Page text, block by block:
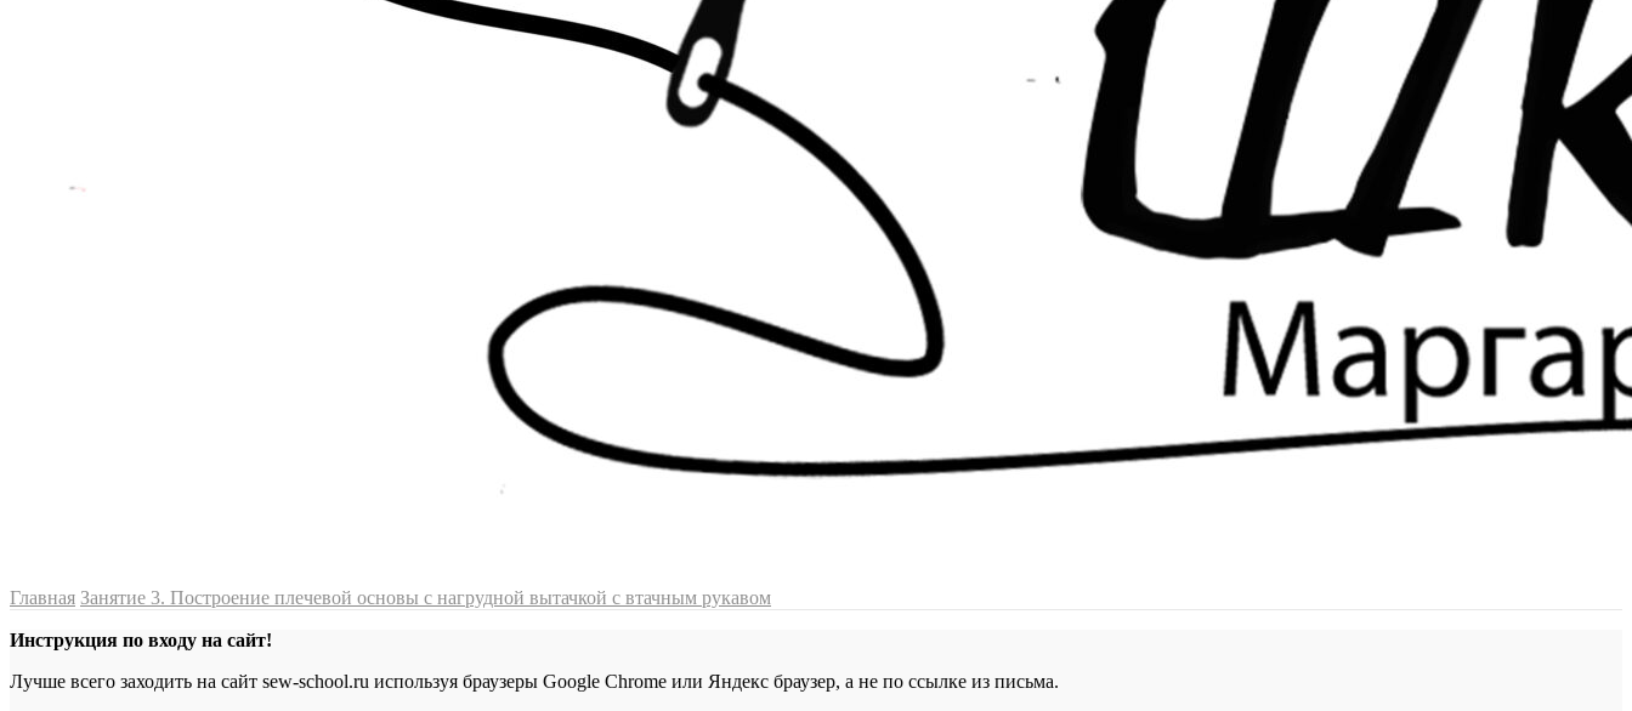
Главная Занятие 3. Построение плечевой основы с нагрудной вытачкой с втачным рукавом
Инструкция по входу на сайт!
Лучше всего заходить на сайт sew-school.ru используя браузеры Google Chrome или Яндекс браузер, а не по ссылке из письма.